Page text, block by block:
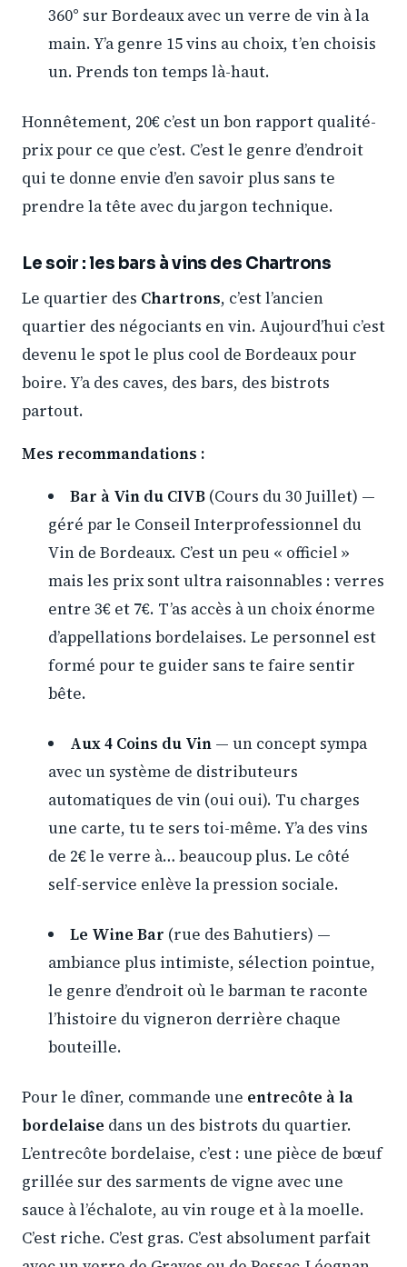
360° sur Bordeaux avec un verre de vin à la
main. Y’a genre 15 vins au choix, t’en choisis
un. Prends ton temps là-haut.
Honnêtement, 20€ c’est un bon rapport qualité-
prix pour ce que c’est. C’est le genre d’endroit
qui te donne envie d’en savoir plus sans te
prendre la tête avec du jargon technique.
Le soir : les bars à vins des Chartrons
Le quartier des Chartrons, c’est l’ancien
quartier des négociants en vin. Aujourd’hui c’est
devenu le spot le plus cool de Bordeaux pour
boire. Y’a des caves, des bars, des bistrots
partout.
Mes recommandations :
Bar à Vin du CIVB (Cours du 30 Juillet) —
géré par le Conseil Interprofessionnel du
Vin de Bordeaux. C’est un peu « officiel »
mais les prix sont ultra raisonnables : verres
entre 3€ et 7€. T’as accès à un choix énorme
d’appellations bordelaises. Le personnel est
formé pour te guider sans te faire sentir
bête.
Aux 4 Coins du Vin — un concept sympa
avec un système de distributeurs
automatiques de vin (oui oui). Tu charges
une carte, tu te sers toi-même. Y’a des vins
de 2€ le verre à… beaucoup plus. Le côté
self-service enlève la pression sociale.
Le Wine Bar (rue des Bahutiers) —
ambiance plus intimiste, sélection pointue,
le genre d’endroit où le barman te raconte
l’histoire du vigneron derrière chaque
bouteille.
Pour le dîner, commande une entrecôte à la
bordelaise dans un des bistrots du quartier.
L’entrecôte bordelaise, c’est : une pièce de bœuf
grillée sur des sarments de vigne avec une
sauce à l’échalote, au vin rouge et à la moelle.
C’est riche. C’est gras. C’est absolument parfait